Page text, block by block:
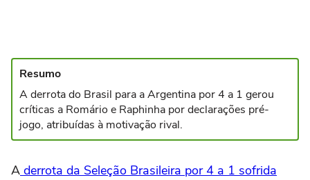
Resumo
A derrota do Brasil para a Argentina por 4 a 1 gerou
críticas a Romário e Raphinha por declarações pré-
jogo, atribuídas à motivação rival.
A derrota da Seleção Brasileira por 4 a 1 sofrida